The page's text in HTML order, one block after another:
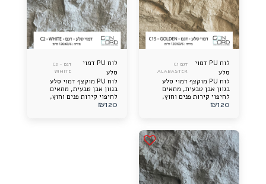
לוח PU דמוי
סלע
דגם C1
ALABASTER
לוח PU מוקצף דמוי סלע
בגוון אבן טבעית, מתאים
לחיפוי קירות פנים וחוץ,
עמיד, קל, מרשים במיוחד,
₪120
לוח PU דמוי
סלע
דגם C2 -
WHITE
לוח PU מוקצף דמוי סלע
בגוון אבן טבעית, מתאים
לחיפוי קירות פנים וחוץ,
עמיד, קל, מרשים במיוחד,
₪120